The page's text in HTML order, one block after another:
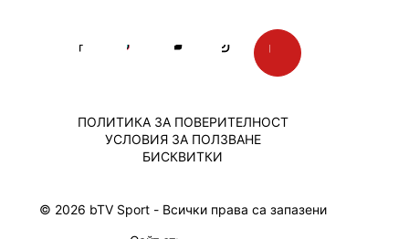
© 2026 bTV Sport - Всички права са запазени
ПОЛИТИКА ЗА ПОВЕРИТЕЛНОСТ
УСЛОВИЯ ЗА ПОЛЗВАНЕ
БИСКВИТКИ